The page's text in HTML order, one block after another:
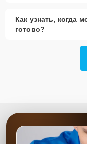
Как узнать, когда
готово?